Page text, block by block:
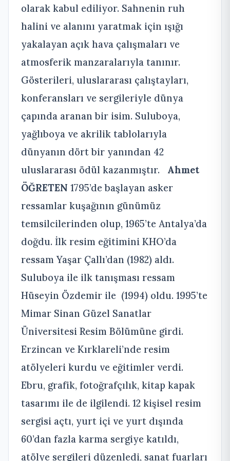
olarak kabul ediliyor. Sahnenin ruh
halini ve alanını yaratmak için ışığı
yakalayan açık hava çalışmaları ve
atmosferik manzaralarıyla tanınır.
Gösterileri, uluslararası çalıştayları,
konferansları ve sergileriyle dünya
çapında aranan bir isim. Suluboya,
yağlıboya ve akrilik tablolarıyla
dünyanın dört bir yanından 42
uluslararası ödül kazanmıştır. Ahmet
ÖĞRETEN 1795’de başlayan asker
ressamlar kuşağının günümüz
temsilcilerinden olup, 1965’te Antalya’da
doğdu. İlk resim eğitimini KHO’da
ressam Yaşar Çallı’dan (1982) aldı.
Suluboya ile ilk tanışması ressam
Hüseyin Özdemir ile (1994) oldu. 1995’te
Mimar Sinan Güzel Sanatlar
Üniversitesi Resim Bölümüne girdi.
Erzincan ve Kırklareli’nde resim
atölyeleri kurdu ve eğitimler verdi.
Ebru, grafik, fotoğrafçılık, kitap kapak
tasarımı ile de ilgilendi. 12 kişisel resim
sergisi açtı, yurt içi ve yurt dışında
60’dan fazla karma sergiye katıldı,
atölye sergileri düzenledi, sanat fuarları